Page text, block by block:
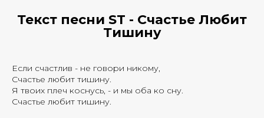
Текст песни ST - Счастье Любит
Тишину
Если счастлив - не говори никому,
Счастье любит тишину.
Я твоих плеч коснусь, - и мы оба ко сну.
Счастье любит тишину.